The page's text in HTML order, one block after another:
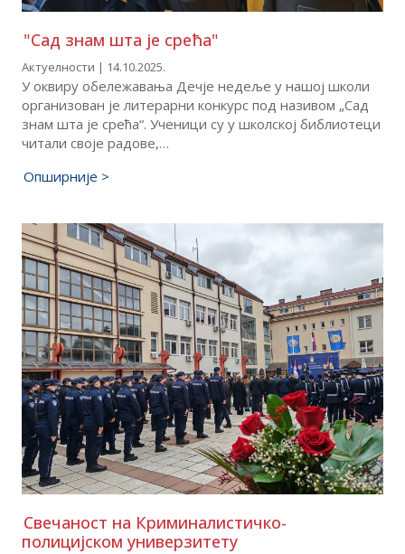
"Сад знам шта је срећа"
Актуелности | 14.10.2025.
У оквиру обележавања Дечје недеље у нашој школи
организован је литерарни конкурс под називом „Сад
знам шта је срећа“. Ученици су у школској библиотеци
читали своје радове,…
Опширније >
Свечаност на Криминалистичко-
полицијском универзитету